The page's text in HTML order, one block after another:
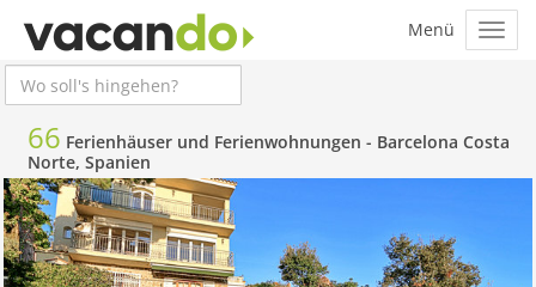
66 Ferienhäuser und Ferienwohnungen - Barcelona Costa
Norte, Spanien